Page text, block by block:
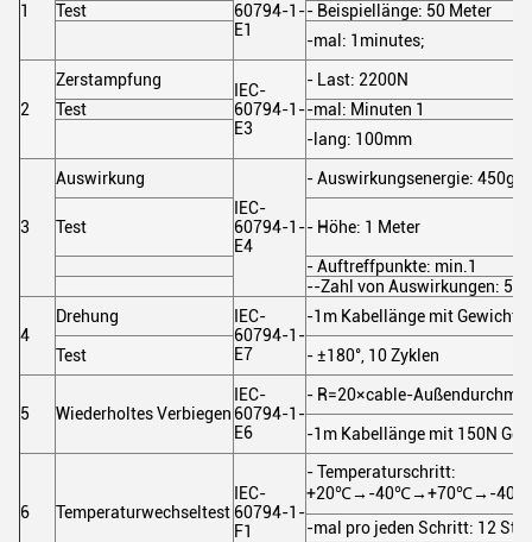
1
60794-1-
E1
Test
- Beispiellänge: 50 Meter
-mal: 1minutes;
2
Zerstampfung
IEC-
60794-1-
E3
- Last: 2200N
Test
-mal: Minuten 1
-lang: 100mm
3
Auswirkung
IEC-
60794-1-
E4
- Auswirkungsenergie: 450g
Test - Höhe: 1 Meter
- Auftreffpunkte: min.1
--Zahl von Auswirkungen: 5
4
Drehung
IEC-
60794-1-
E7
-1m Kabellänge mit Gewicht
Test - ±180°, 10 Zyklen
5 Wiederholtes Verbiegen
IEC-
60794-1-
E6
- R=20×cable-
-1m Kabellänge mit 150N
6 Temperaturwechseltest
IEC-
60794-1-
F1
- Temperaturschritt:
+20℃→-40℃→+70℃→-
-mal pro jeden Schritt: 12